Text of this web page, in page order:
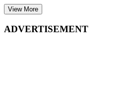
View More
ADVERTISEMENT